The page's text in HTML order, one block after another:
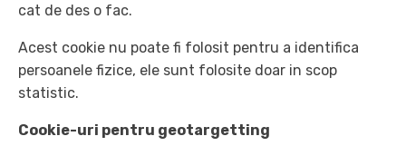
cat de des o fac.
Acest cookie nu poate fi folosit pentru a identifica
persoanele fizice, ele sunt folosite doar in scop
statistic.
Cookie-uri pentru geotargetting